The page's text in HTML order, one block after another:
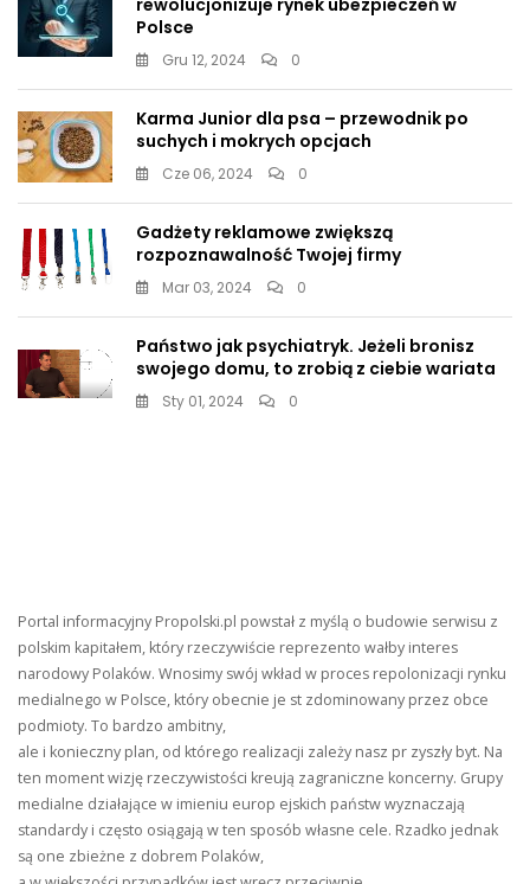
rewolucjonizuje rynek ubezpieczeń w
Polsce
Gru 12, 2024 0
Karma Junior dla psa – przewodnik po
suchych i mokrych opcjach
Cze 06, 2024 0
Gadżety reklamowe zwiększą
rozpoznawalność Twojej firmy
Mar 03, 2024 0
Państwo jak psychiatryk. Jeżeli bronisz
swojego domu, to zrobią z ciebie wariata
Sty 01, 2024 0
Portal informacyjny Propolski.pl powstał z myślą o budowie serwisu z
polskim kapitałem, który rzeczywiście reprezento wałby interes
narodowy Polaków. Wnosimy swój wkład w proces repolonizacji rynku
medialnego w Polsce, który obecnie je st zdominowany przez obce
podmioty. To bardzo ambitny,
ale i konieczny plan, od którego realizacji zależy nasz pr zyszły byt. Na
ten moment wizję rzeczywistości kreują zagraniczne koncerny. Grupy
medialne działające w imieniu europ ejskich państw wyznaczają
standardy i często osiągają w ten sposób własne cele. Rzadko jednak
są one zbieżne z dobrem Polaków,